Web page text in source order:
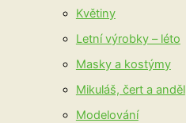
Květiny
Letní výrobky – léto
Masky a kostýmy
Mikuláš, čert a anděl
Modelování